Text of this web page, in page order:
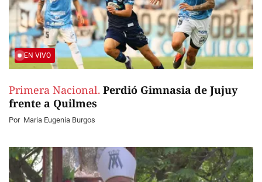
EN VIVO
Primera Nacional. Perdió Gimnasia de Jujuy
frente a Quilmes
Por Maria Eugenia Burgos